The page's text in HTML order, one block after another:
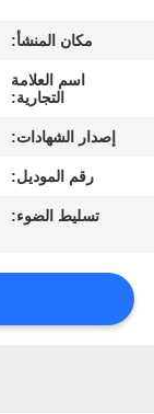
في
المصنع
مراقبة
الجودة
اتصل
مكان المنشأ:
اسم العلامة
التجارية:
إصدار الشهادات:
رقم الموديل:
تسليط الضوء: